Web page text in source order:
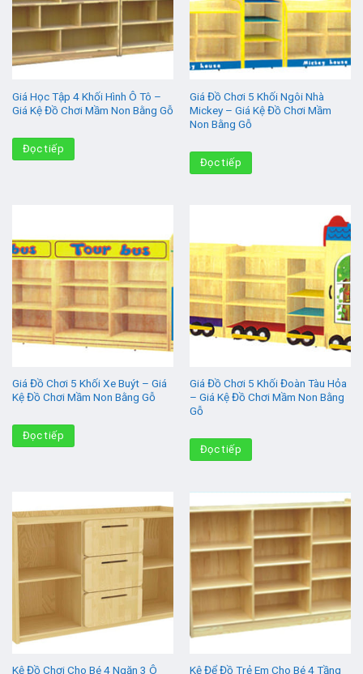
Giá Học Tập 4 Khối Hình Ô Tô –
Giá Kệ Đồ Chơi Mầm Non Bằng Gỗ
Đọc tiếp
Giá Đồ Chơi 5 Khối Ngôi Nhà
Mickey – Giá Kệ Đồ Chơi Mầm
Non Bằng Gỗ
Đọc tiếp
Giá Đồ Chơi 5 Khối Xe Buýt – Giá
Kệ Đồ Chơi Mầm Non Bằng Gỗ
Đọc tiếp
Giá Đồ Chơi 5 Khối Đoàn Tàu Hỏa
– Giá Kệ Đồ Chơi Mầm Non Bằng
Gỗ
Đọc tiếp
Kệ Đồ Chơi Cho Bé 4 Ngăn 3 Ô Kệ Để Đồ Trẻ Em Cho Bé 4 Tầng